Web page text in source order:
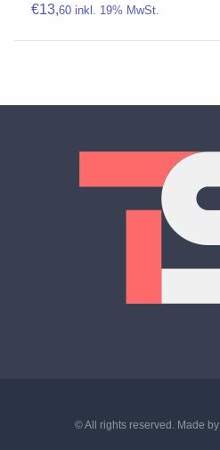
€13,60 inkl. 19% MwSt.
© All rights reserved. Made by